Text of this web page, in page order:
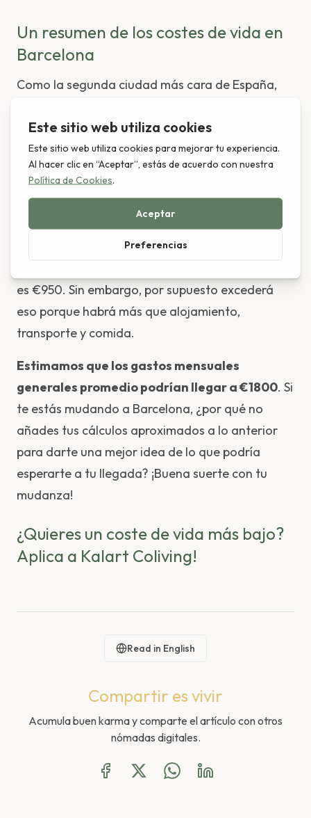
Un resumen de los costes de vida en
Barcelona
Como la segunda ciudad más cara de España,
vivir. Sin embargo, en comparación con otras
capitales europeas (¡por no mencionar las
ciudades de EE.UU.!) Barcelona es un lugar con
Así que con los 3 costes básicos, el coste
es €950. Sin embargo, por supuesto excederá
eso porque habrá más que alojamiento,
transporte y comida.
Estimamos que los gastos mensuales
generales promedio podrían llegar a €1800. Si
te estás mudando a Barcelona, ¿por qué no
añades tus cálculos aproximados a lo anterior
para darte una mejor idea de lo que podría
esperarte a tu llegada? ¡Buena suerte con tu
mudanza!
¿Quieres un coste de vida más bajo?
Aplica a Kalart Coliving!
Read in English
Compartir es vivir
Acumula buen karma y comparte el artículo con otros
nómadas digitales.